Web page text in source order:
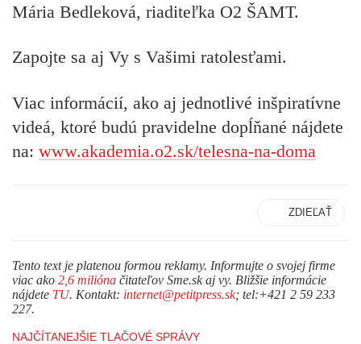
Mária Bedleková, riaditeľka O2 ŠAMT.
Zapojte sa aj Vy s Vašimi ratolesťami.
Viac informácií, ako aj jednotlivé inšpiratívne
videá, ktoré budú pravidelne dopĺňané nájdete
na: www.akademia.o2.sk/telesna-na-doma
ZDIEĽAŤ
Tento text je platenou formou reklamy. Informujte o svojej firme
viac ako 2,6 milióna čitateľov Sme.sk aj vy. Bližšie informácie
nájdete TU. Kontakt: internet@petitpress.sk; tel:+421 2 59 233
227.
NAJČÍTANEJŠIE TLAČOVÉ SPRÁVY